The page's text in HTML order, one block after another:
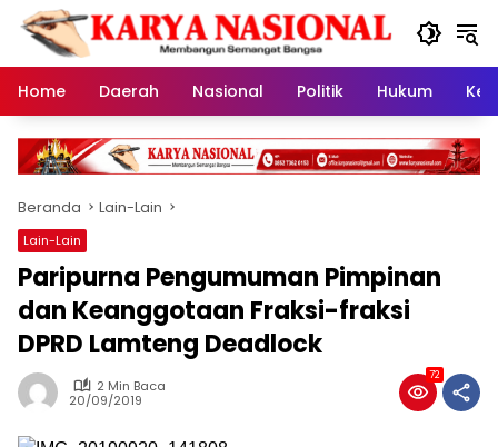
Langsung
konten
Home
Daerah Nasional Politik Hukum
Beranda Lain-Lain
Lain-Lain
Paripurna Pengumuman Pimpinan
dan Keanggotaan Fraksi-fraksi
DPRD Lamteng Deadlock
2 Min Baca
20/09/2019
72